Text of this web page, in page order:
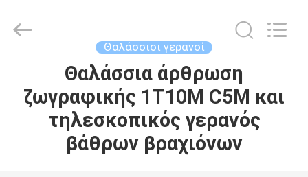
ΠΡΟΪΌΝΤΑ
ΒΊΝΤΕΟ
GROUP
Θαλάσσιοι γερανοί
Θαλάσσια άρθρωση
ζωγραφικής 1T10M C5M και
τηλεσκοπικός γερανός
βάθρων βραχιόνων